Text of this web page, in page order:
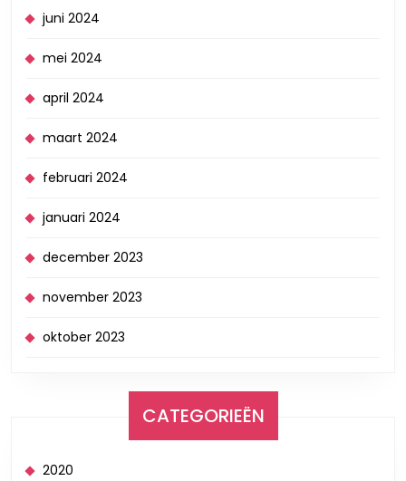
juni 2024
mei 2024
april 2024
maart 2024
februari 2024
januari 2024
december 2023
november 2023
oktober 2023
CATEGORIEËN
2020